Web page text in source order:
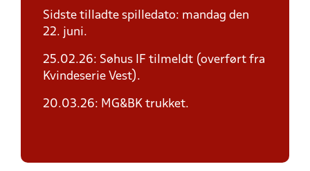
Sidste tilladte spilledato: mandag den
22. juni.
25.02.26: Søhus IF tilmeldt (overført fra
Kvindeserie Vest).
20.03.26: MG&BK trukket.